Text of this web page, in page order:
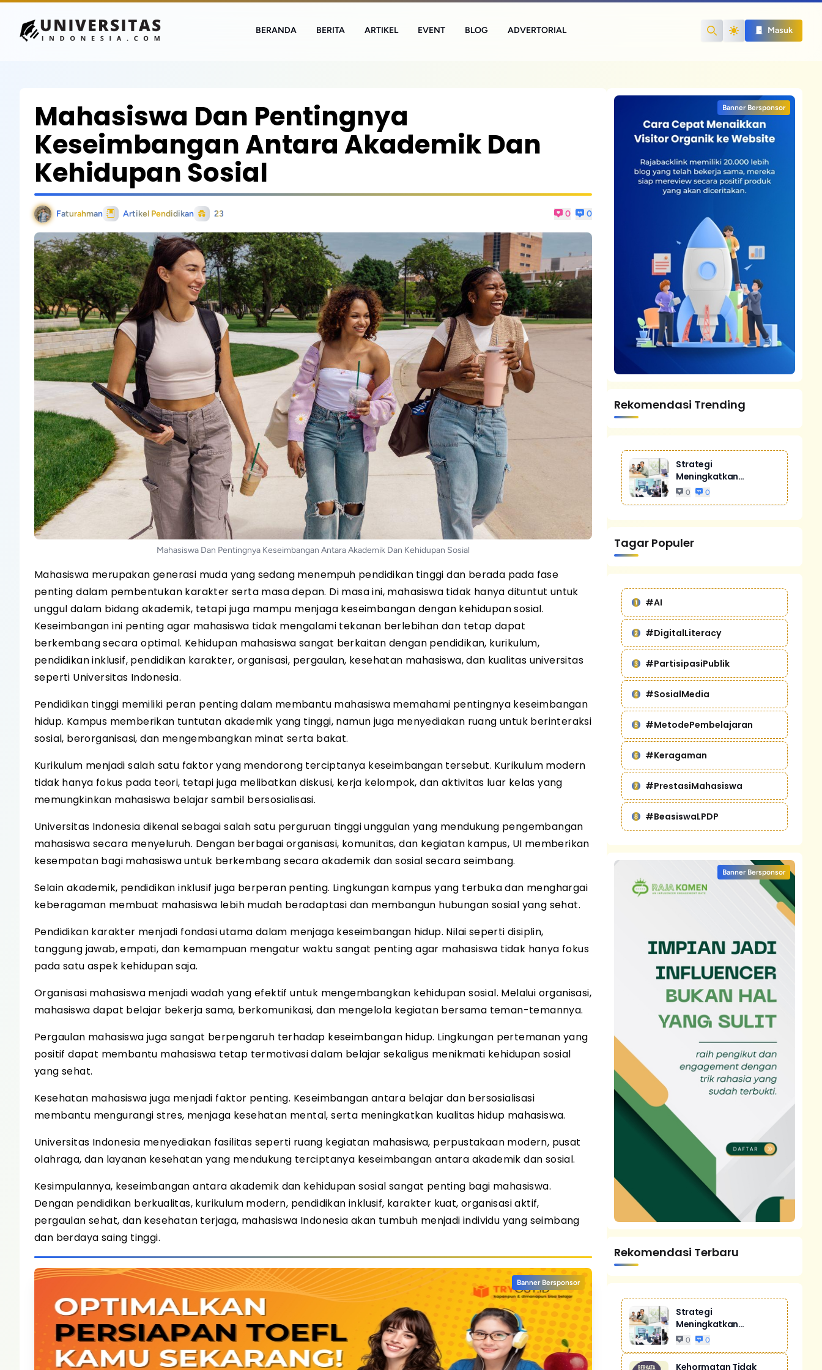
Search
Masuk
BERANDA BERITA ARTIKEL EVENT BLOG ADVERTORIAL
Mahasiswa Dan Pentingnya
Keseimbangan Antara Akademik Dan
Kehidupan Sosial
Faturahman Artikel Pendidikan 23 0 0
Mahasiswa Dan Pentingnya Keseimbangan Antara Akademik Dan Kehidupan Sosial
Mahasiswa merupakan generasi muda yang sedang menempuh pendidikan tinggi dan berada pada fase
penting dalam pembentukan karakter serta masa depan. Di masa ini, mahasiswa tidak hanya dituntut untuk
unggul dalam bidang akademik, tetapi juga mampu menjaga keseimbangan dengan kehidupan sosial.
Keseimbangan ini penting agar mahasiswa tidak mengalami tekanan berlebihan dan tetap dapat
berkembang secara optimal. Kehidupan mahasiswa sangat berkaitan dengan pendidikan, kurikulum,
pendidikan inklusif, pendidikan karakter, organisasi, pergaulan, kesehatan mahasiswa, dan kualitas universitas
seperti Universitas Indonesia.
Pendidikan tinggi memiliki peran penting dalam membantu mahasiswa memahami pentingnya keseimbangan
hidup. Kampus memberikan tuntutan akademik yang tinggi, namun juga menyediakan ruang untuk berinteraksi
sosial, berorganisasi, dan mengembangkan minat serta bakat.
Kurikulum menjadi salah satu faktor yang mendorong terciptanya keseimbangan tersebut. Kurikulum modern
tidak hanya fokus pada teori, tetapi juga melibatkan diskusi, kerja kelompok, dan aktivitas luar kelas yang
memungkinkan mahasiswa belajar sambil bersosialisasi.
Universitas Indonesia dikenal sebagai salah satu perguruan tinggi unggulan yang mendukung pengembangan
mahasiswa secara menyeluruh. Dengan berbagai organisasi, komunitas, dan kegiatan kampus, UI memberikan
kesempatan bagi mahasiswa untuk berkembang secara akademik dan sosial secara seimbang.
Selain akademik, pendidikan inklusif juga berperan penting. Lingkungan kampus yang terbuka dan menghargai
keberagaman membuat mahasiswa lebih mudah beradaptasi dan membangun hubungan sosial yang sehat.
Pendidikan karakter menjadi fondasi utama dalam menjaga keseimbangan hidup. Nilai seperti disiplin,
tanggung jawab, empati, dan kemampuan mengatur waktu sangat penting agar mahasiswa tidak hanya fokus
pada satu aspek kehidupan saja.
Organisasi mahasiswa menjadi wadah yang efektif untuk mengembangkan kehidupan sosial. Melalui organisasi,
mahasiswa dapat belajar bekerja sama, berkomunikasi, dan mengelola kegiatan bersama teman-temannya.
Pergaulan mahasiswa juga sangat berpengaruh terhadap keseimbangan hidup. Lingkungan pertemanan yang
positif dapat membantu mahasiswa tetap termotivasi dalam belajar sekaligus menikmati kehidupan sosial
yang sehat.
Kesehatan mahasiswa juga menjadi faktor penting. Keseimbangan antara belajar dan bersosialisasi
membantu mengurangi stres, menjaga kesehatan mental, serta meningkatkan kualitas hidup mahasiswa.
Universitas Indonesia menyediakan fasilitas seperti ruang kegiatan mahasiswa, perpustakaan modern, pusat
olahraga, dan layanan kesehatan yang mendukung terciptanya keseimbangan antara akademik dan sosial.
Kesimpulannya, keseimbangan antara akademik dan kehidupan sosial sangat penting bagi mahasiswa.
Dengan pendidikan berkualitas, kurikulum modern, pendidikan inklusif, karakter kuat, organisasi aktif,
pergaulan sehat, dan kesehatan terjaga, mahasiswa Indonesia akan tumbuh menjadi individu yang seimbang
dan berdaya saing tinggi.
Banner Bersponsor
Banner Bersponsor
Rekomendasi Trending
Strategi
Meningkatkan
Penjualan Melalui
0 0
Tagar Populer
#AI
#DigitalLiteracy
#PartisipasiPublik
#SosialMedia
#MetodePembelajaran
#Keragaman
#PrestasiMahasiswa
#BeasiswaLPDP
Banner Bersponsor
Rekomendasi Terbaru
Strategi
Meningkatkan
Penjualan Melalui
0 0
Kehormatan Tidak